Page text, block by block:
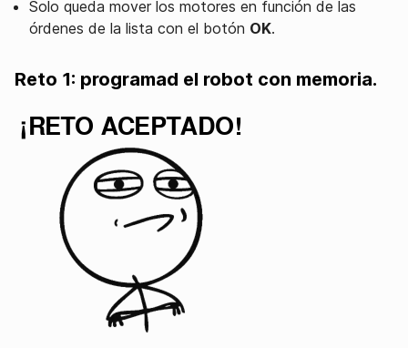
Solo queda mover los motores en función de las
órdenes de la lista con el botón OK.
Reto 1: programad el robot con memoria.